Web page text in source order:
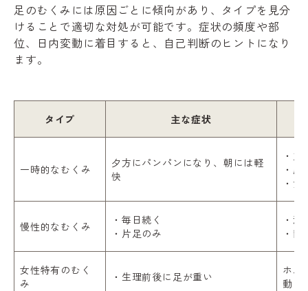
足のむくみには原因ごとに傾向があり、タイプを見分
けることで適切な対処が可能です。症状の頻度や部
位、日内変動に着目すると、自己判断のヒントになり
ます。
タイプ 主な症状
一時的なむくみ
夕方にパンパンになり、朝には軽
快
・立
・座
・食
慢性的なむくみ
・毎日続く
・片足のみ
・
・
女性特有のむく
み
・生理前後に足が重い
ホル
動